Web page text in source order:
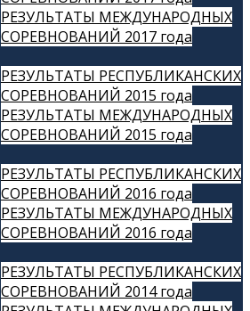
РЕЗУЛЬТАТЫ МЕЖДУНАРОДНЫХ
СОРЕВНОВАНИЙ 2017 года
РЕЗУЛЬТАТЫ РЕСПУБЛИКАНСКИХ
СОРЕВНОВАНИЙ 2015 года
РЕЗУЛЬТАТЫ МЕЖДУНАРОДНЫХ
СОРЕВНОВАНИЙ 2015 года
РЕЗУЛЬТАТЫ РЕСПУБЛИКАНСКИХ
СОРЕВНОВАНИЙ 2016 года
РЕЗУЛЬТАТЫ МЕЖДУНАРОДНЫХ
СОРЕВНОВАНИЙ 2016 года
РЕЗУЛЬТАТЫ РЕСПУБЛИКАНСКИХ
СОРЕВНОВАНИЙ 2014 года